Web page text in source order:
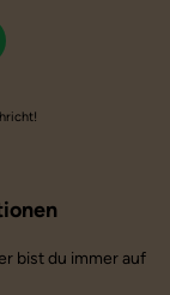
bist du immer auf